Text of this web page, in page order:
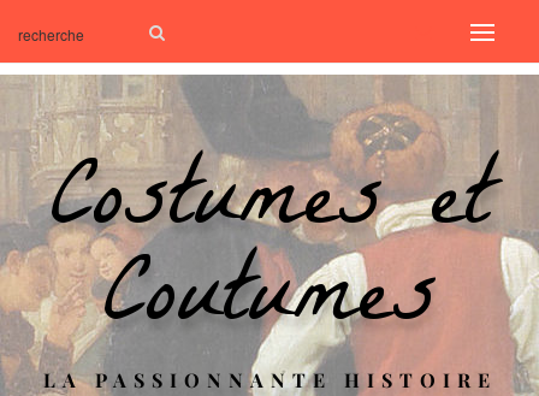
Costumes et
Coutumes
LA PASSIONNANTE HISTOIRE